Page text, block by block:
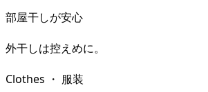
部屋干しが安心
外干しは控えめに。
Clothes ・ 服装